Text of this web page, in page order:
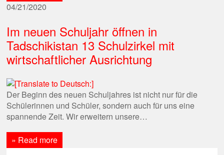
04/21/2020
Im neuen Schuljahr öffnen in
Tadschikistan 13 Schulzirkel mit
wirtschaftlicher Ausrichtung
Der Beginn des neuen Schuljahres ist nicht nur für die
Schülerinnen und Schüler, sondern auch für uns eine
spannende Zeit. Wir erweitern unsere…
» Read more